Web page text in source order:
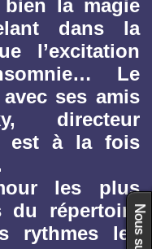
la magie
dans la
l’excitation
Le
ses amis
directeur
est à la fois
les plus
du répertoire
rythmes les